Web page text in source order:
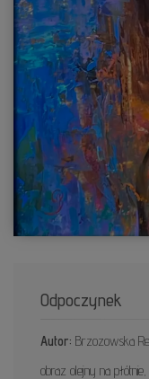
Odpoczynek
Autor: Brzozowska
obraz olejny na płótnie,